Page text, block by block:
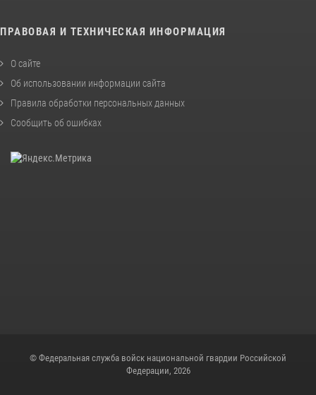
ПРАВОВАЯ И ТЕХНИЧЕСКАЯ ИНФОРМАЦИЯ
О сайте
Об использовании информации сайта
Правила обработки персональных данных
Сообщить об ошибках
© Федеральная служба войск национальной гвардии Российской
Федерации, 2026